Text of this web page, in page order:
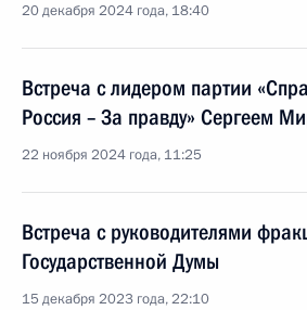
20 декабря 2024 года, 18:40
Встреча с лидером партии
Россия – За правду» Сергеем
22 ноября 2024 года, 11:25
Встреча с руководителями
Государственной Думы
15 декабря 2023 года, 22:10